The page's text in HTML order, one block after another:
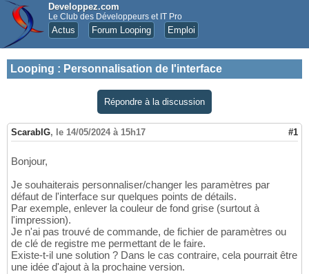
Developpez.com
Le Club des Développeurs et IT Pro
Actus Forum Looping Emploi
Looping : Personnalisation de l'interface
Répondre à la discussion
ScarabIG, le 14/05/2024 à 15h17 #1
Bonjour,
Je souhaiterais personnaliser/changer les paramètres par
défaut de l'interface sur quelques points de détails.
Par exemple, enlever la couleur de fond grise (surtout à
l'impression).
Je n'ai pas trouvé de commande, de fichier de paramètres ou
de clé de registre me permettant de le faire.
Existe-t-il une solution ? Dans le cas contraire, cela pourrait être
une idée d'ajout à la prochaine version.